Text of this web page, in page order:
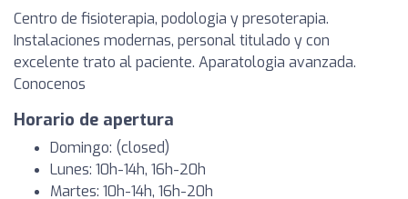
Centro de fisioterapia, podologia y presoterapia.
Instalaciones modernas, personal titulado y con
excelente trato al paciente. Aparatologia avanzada.
Conocenos
Horario de apertura
Domingo: (closed)
Lunes: 10h-14h, 16h-20h
Martes: 10h-14h, 16h-20h